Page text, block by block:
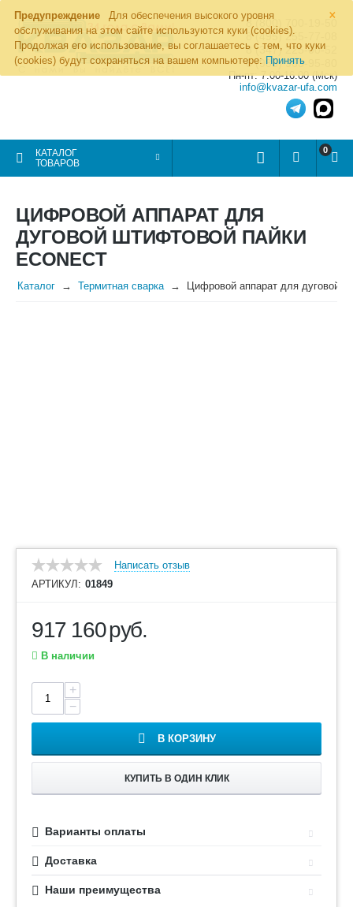
×
Предупреждение
Для обеспечения высокого уровня
обслуживания на этом сайте используются куки (cookies).
Продолжая его использование, вы соглашаетесь с тем, что куки
(cookies) будут сохраняться на вашем компьютере: Принять
8 (800) 700-19-50
8 (495) 255-77-08
8 (347) 225-00-52
8 (986) 963-95-80
Пн-пт: 7.00-16.00 (Мск)
info@kvazar-ufa.com
КАТАЛОГ
ТОВАРОВ
0
ЦИФРОВОЙ АППАРАТ ДЛЯ
ДУГОВОЙ ШТИФТОВОЙ ПАЙКИ
ECONECT
Каталог Термитная сварка Цифровой аппарат для дуговой
Написать отзыв
АРТИКУЛ: 01849
917 160руб.
В наличии
+
−
В КОРЗИНУ
КУПИТЬ В ОДИН КЛИК
Варианты оплаты
Доставка
Наши преимущества